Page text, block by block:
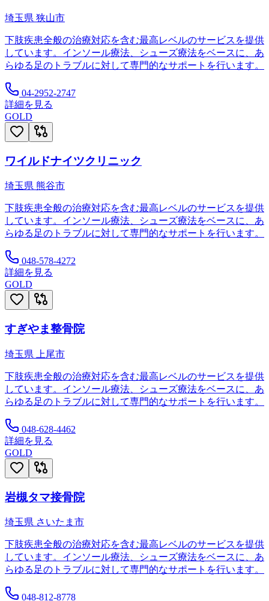
埼玉県 狭山市
下肢疾患全般の治療対応を含む最高レベルのサービスを提供
しています。インソール療法、シューズ療法をベースに、あ
らゆる足のトラブルに対して専門的なサポートを行います。
04-2952-2747
詳細を見る
GOLD
ワイルドナイツクリニック
埼玉県 熊谷市
下肢疾患全般の治療対応を含む最高レベルのサービスを提供
しています。インソール療法、シューズ療法をベースに、あ
らゆる足のトラブルに対して専門的なサポートを行います。
048-578-4272
詳細を見る
GOLD
すぎやま整骨院
埼玉県 上尾市
下肢疾患全般の治療対応を含む最高レベルのサービスを提供
しています。インソール療法、シューズ療法をベースに、あ
らゆる足のトラブルに対して専門的なサポートを行います。
048-628-4462
詳細を見る
GOLD
岩槻タマ接骨院
埼玉県 さいたま市
下肢疾患全般の治療対応を含む最高レベルのサービスを提供
しています。インソール療法、シューズ療法をベースに、あ
らゆる足のトラブルに対して専門的なサポートを行います。
048-812-8778